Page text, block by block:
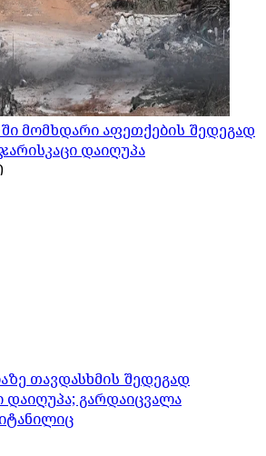
მომხდარი აფეთქების შედეგად
დაიღუპა
თავდასხმის შედეგად
დაიღუპა; გარდაიცვალა